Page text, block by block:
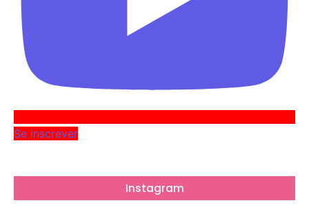
Se inscrever
Instagram